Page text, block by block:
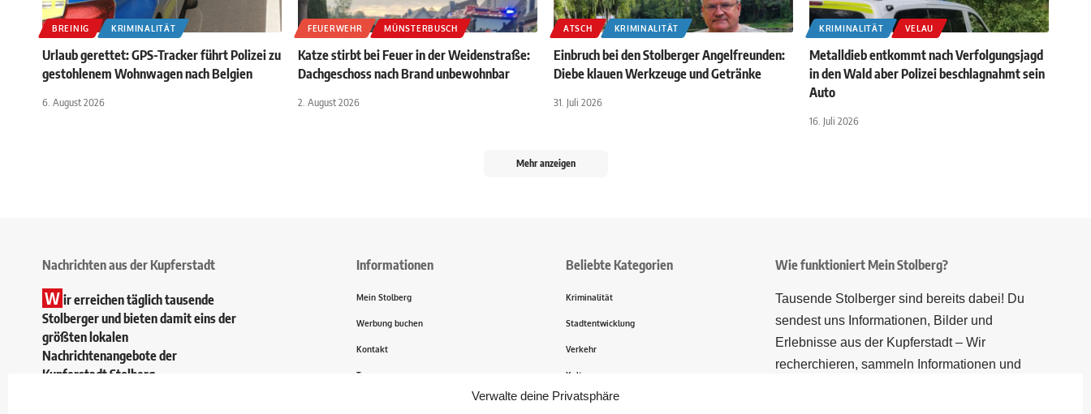
Verwalte deine Privatsphäre
BREINIG KRIMINALITÄT
Urlaub gerettet: GPS-Tracker führt Polizei zu
gestohlenem Wohnwagen nach Belgien
6. August 2026
FEUERWEHR MÜNSTERBUSCH
Katze stirbt bei Feuer in der Weidenstraße:
Dachgeschoss nach Brand unbewohnbar
2. August 2026
ATSCH KRIMINALITÄT
Einbruch bei den Stolberger Angelfreunden:
Diebe klauen Werkzeuge und Getränke
31. Juli 2026
KRIMINALITÄT VELAU
Metalldieb entkommt nach Verfolgungsjagd
in den Wald aber Polizei beschlagnahmt sein
Auto
16. Juli 2026
Mehr anzeigen
Nachrichten aus der Kupferstadt
W ir erreichen täglich tausende
Stolberger und bieten damit eins der
größten lokalen
Nachrichtenangebote der
Kupferstadt Stolberg.
Informationen
Mein Stolberg
Werbung buchen
Kontakt
Transparenz
Beliebte Kategorien
Kriminalität
Stadtentwicklung
Verkehr
Kultur
Wie funktioniert Mein Stolberg?
Tausende Stolberger sind bereits dabei! Du
sendest uns Informationen, Bilder und
Erlebnisse aus der Kupferstadt – Wir
recherchieren, sammeln Informationen und